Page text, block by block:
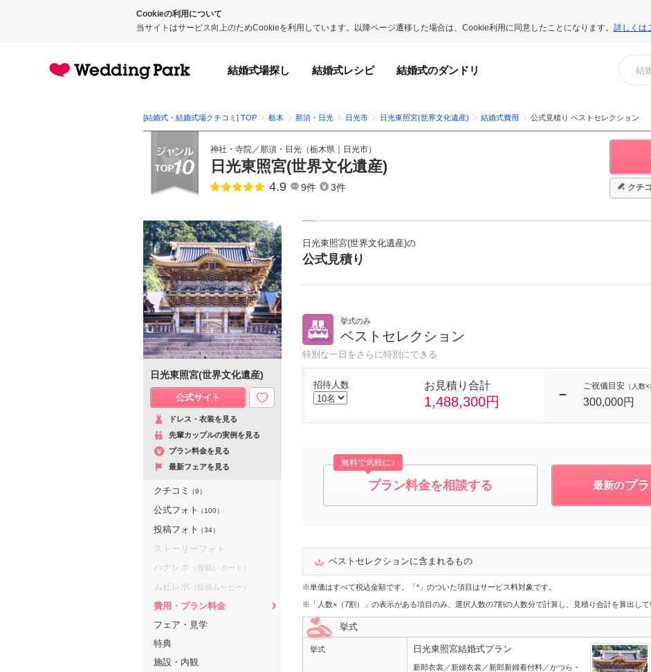
Cookieの利用について
当サイトはサービス向上のためCookieを利用しています。以降ページ遷移した場合は、Cookie利用に同意したことになります。 詳しくは
結婚式場探し 結婚式レシピ 結婚式のダンドリ
[結婚式・結婚式場クチコミ] TOP 栃木 那須・日光 日光市 日光東照宮(世界文化遺産) 結婚式費用 公式見積り ベストセレクション
神社・寺院／那須・日光 （栃木県 日光市）
日光東照宮(世界文化遺産)
点数
4.9 9件 3件 クチ
日光東照宮(世界文化遺産)の
公式見積り
挙式のみ
ベストセレクション
特別な一日をさらに特別にできる
招待人数 お見積り合計
1,488,300円
ご祝儀目安 （人数
300,000円
無料で気軽に♪
プラン料金を相談する 最新のプ
ベストセレクションに含まれるもの
※単価はすべて税込金額です。「*」のついた項目はサービス料対象です。
※「人数×（7割）」の表示がある項目のみ、選択人数の7割の人数分で計算し、見積り合計を算出して
挙式
挙式 日光東照宮結婚式プラン
新郎衣裳／新婦衣裳／新郎新婦着付料／かつら・
日光東照宮(世界文化遺産)
公式サイト
ドレス・衣装を見る
先輩カップルの実例を見る
プラン料金を見る
最新フェアを見る
クチコミ （9）
公式フォト （100）
投稿フォト （34）
ストーリーフォト
ハナレポ （投稿レポート）
ムビレポ （投稿ムービー）
費用・プラン料金
フェア・見学
特典
施設・内観